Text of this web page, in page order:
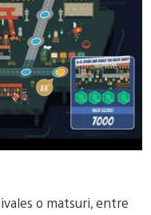
o matsuri, entre